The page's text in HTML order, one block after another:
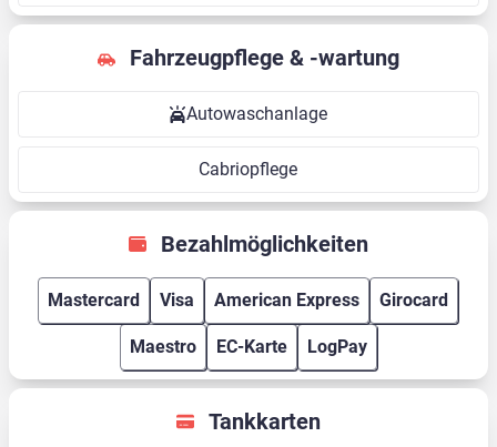
Fahrzeugpflege & -wartung
Autowaschanlage
Cabriopflege
Bezahlmöglichkeiten
Mastercard Visa American Express Girocard
Maestro EC-Karte LogPay
Tankkarten